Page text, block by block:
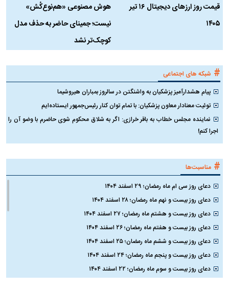
قیمت روز ارز‌های دیجیتال ۱۶ تیر
۱۴۰۵
هوش مصنوعی «هم‌نوع‌کُش»
نیست؛ جمینای حاضر به حذف مدل
کوچک‌تر نشد
# شبکه های اجتماعی
پیام هشدارآمیز پزشکیان به واشنگتن در سالروز بمباران هیروشیما
توئیت معنادار معاون پزشکیان: با تمام توان کنار رئیس‌جمهور ایستاده‌ایم
نماینده مجلس خطاب به باقر خرازی: اگر به شلاق محکوم شوی حاضرم با وضو آن را
اجرا کنم!
# مناسبت‌ها
دعای روز سی ام ماه رمضان؛ ۲۹ اسفند ۱۴۰۴
دعای روز بیست و نهم ماه رمضان؛ ۲۸ اسفند ۱۴۰۴
دعای روز بیست و هشتم ماه رمضان؛ ۲۷ اسفند ۱۴۰۴
دعای روز بیست و هفتم ماه رمضان؛ ۲۶ اسفند ۱۴۰۴
دعای روز بیست و ششم ماه رمضان؛ ۲۵ اسفند ۱۴۰۴
دعای روز بیست و پنجم ماه رمضان؛ ۲۴ اسفند ۱۴۰۴
دعای روز بیست و سوم ماه رمضان؛ ۲۲ اسفند ۱۴۰۴